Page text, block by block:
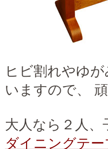
ヒビ割れやゆ
いますので、
大人なら２人
ダイニングテ